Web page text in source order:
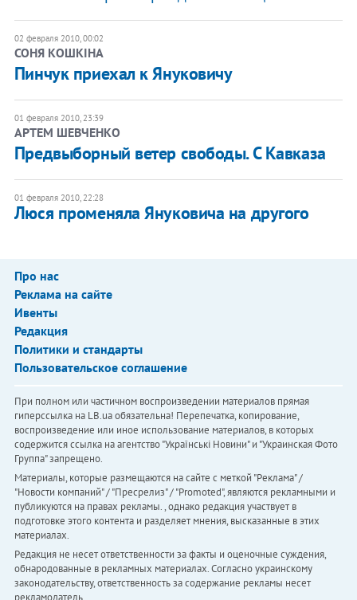
02 февраля 2010, 00:02
СОНЯ КОШКІНА
Пинчук приехал к Януковичу
01 февраля 2010, 23:39
АРТЕМ ШЕВЧЕНКО
Предвыборный ветер свободы. С Кавказа
01 февраля 2010, 22:28
Люся променяла Януковича на другого
Про нас
Реклама на сайте
Ивенты
Редакция
Политики и стандарты
Пользовательское соглашение
При полном или частичном воспроизведении материалов прямая
гиперссылка на LB.ua обязательна! Перепечатка, копирование,
воспроизведение или иное использование материалов, в которых
содержится ссылка на агентство "Українськi Новини" и "Украинская Фото
Группа" запрещено.
Материалы, которые размещаются на сайте с меткой "Реклама" /
"Новости компаний" / "Пресрелиз" / "Promoted", являются рекламными и
публикуются на правах рекламы. , однако редакция участвует в
подготовке этого контента и разделяет мнения, высказанные в этих
материалах.
Редакция не несет ответственности за факты и оценочные суждения,
обнародованные в рекламных материалах. Согласно украинскому
законодательству, ответственность за содержание рекламы несет
рекламодатель.